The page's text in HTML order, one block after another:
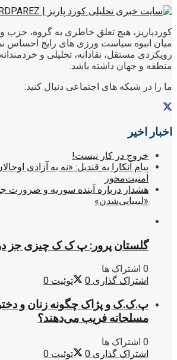
کوردپاریز، هیچ تعلق خاطری به گروه، حزب
میان انبوه سیاست ورزی های رایج احساس
رویکردی مستقل، نقادانه، تحلیلی و
منطقه و جهان داشته باشد.
ما را در شبکه های اجتماعی دنبال کنید:
اخبار اخیر
خروج در کار نیست!
پیام آنکارا به قندیل: «نه به آزادی
امنیت‌محور
هشدار درباره آینده سوریه و ضرورت
«لیبیایی‌شدن»
گلستان پرور: پ ک ک چیزی جز
0 اشتراک ها
اشتراک گذاری 0 توئیت 0
پ.ک.ک و پژاک چگونه زنان و
مسلحانه فریب می‌دهند؟
0 اشتراک ها
اشتراک گذاری 0 توئیت 0